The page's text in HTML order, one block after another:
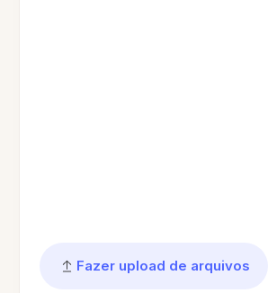
Fazer upload de arquivos